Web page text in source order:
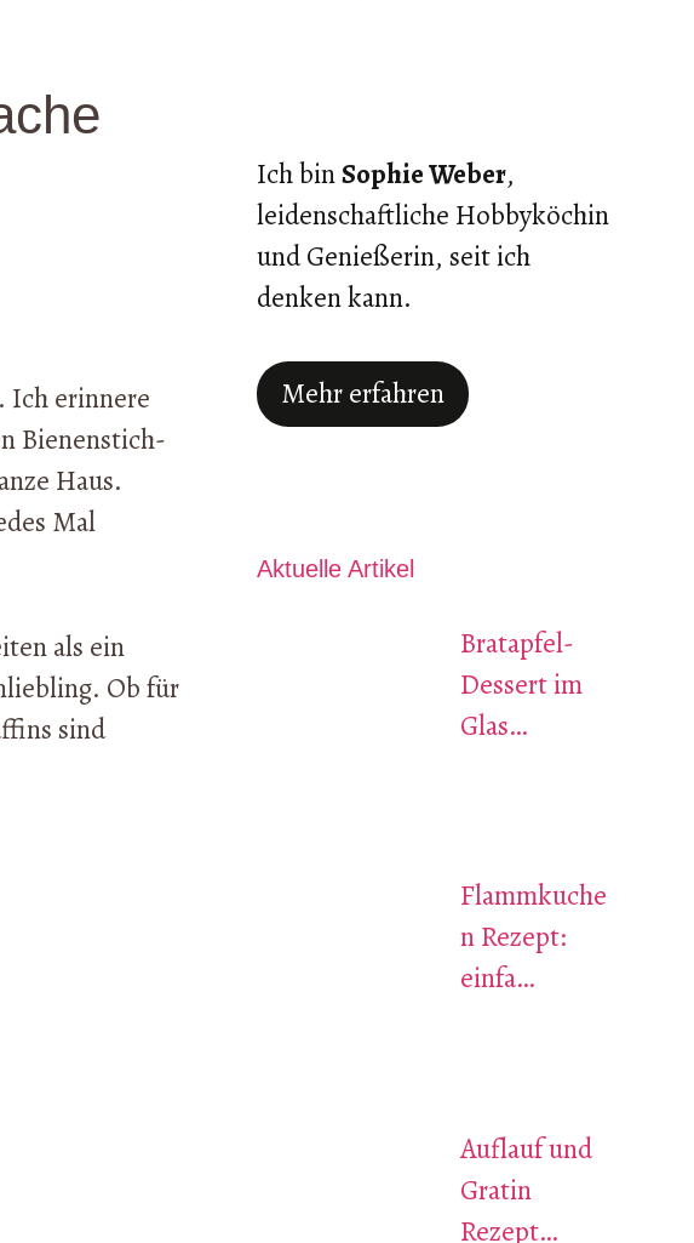
Ich erinnere
Bienenstich-
Haus.
Mal
als ein
Ob für
sind
Ich binSophie Weber,
leidenschaftliche Hobbyköchin
und Genießerin, seit ich
denken kann.
Mehr erfahren
Aktuelle Artikel
Bratapfel-
Dessert im
Glas…
Flammkuche
n Rezept:
einfa…
Auflauf und
Gratin
Rezept…